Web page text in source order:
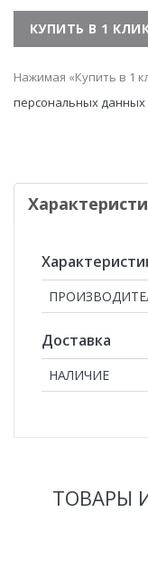
Нажимая «Купить в 1
персональных данных
Доставка
НАЛИЧИЕ
ТОВАРЫ